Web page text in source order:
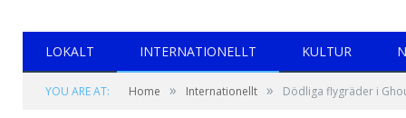
LOKALT INTERNATIONELLT KULTUR
YOU ARE AT: Home » Internationellt » Dödliga flygräder i